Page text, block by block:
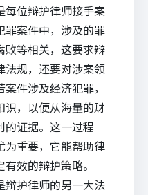
每位辩护律师接手案
罪案件中，涉及的罪
败等相关，这要求辩
法规，还要对涉案领
件涉及经济犯罪，
识，以便从海量的财
的证据。这一过程
为重要，它能帮助律
效的辩护策略。
辩护律师的另一大法